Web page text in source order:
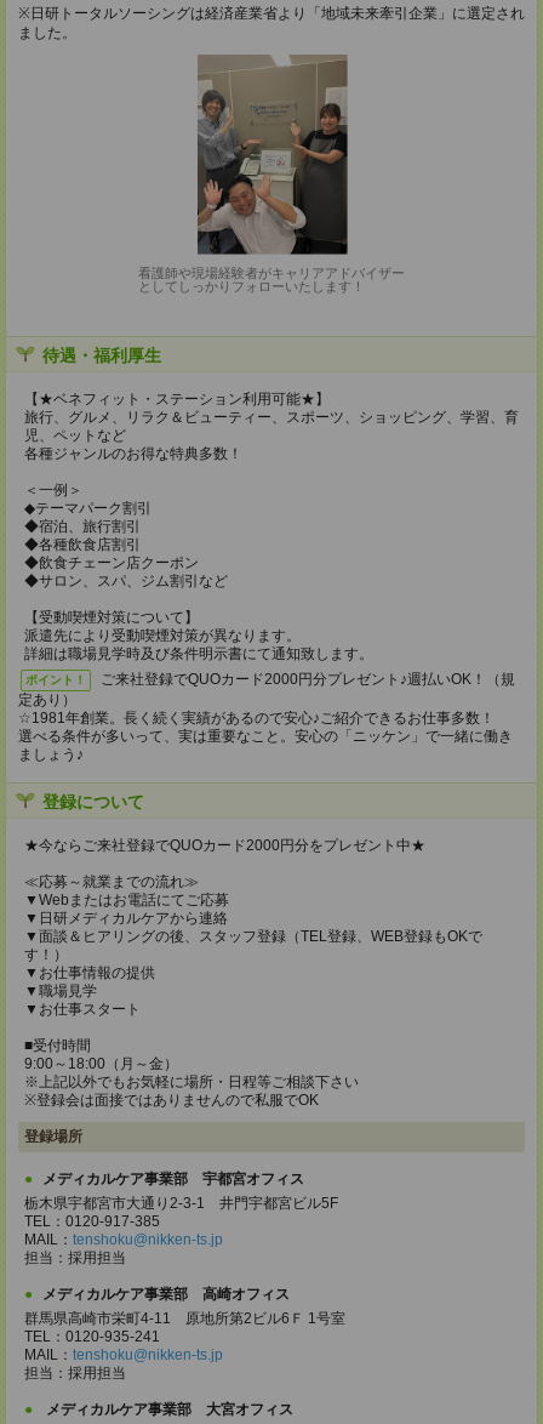
※日研トータルソーシングは経済産業省より「地域未来牽引企業」に選定され
ました。
看護師や現場経験者がキャリアアドバイザー
としてしっかりフォローいたします！
待遇・福利厚生
【★ベネフィット・ステーション利用可能★】
旅行、グルメ、リラク＆ビューティー、スポーツ、ショッピング、学習、育
児、ペットなど
各種ジャンルのお得な特典多数！
＜一例＞
◆テーマパーク割引
◆宿泊、旅行割引
◆各種飲食店割引
◆飲食チェーン店クーポン
◆サロン、スパ、ジム割引など
【受動喫煙対策について】
派遣先により受動喫煙対策が異なります。
詳細は職場見学時及び条件明示書にて通知致します。
ポイント！
ご来社登録でQUOカード2000円分プレゼント♪週払いOK！（規
定あり）
☆1981年創業。長く続く実績があるので安心♪ご紹介できるお仕事多数！
選べる条件が多いって、実は重要なこと。安心の「ニッケン」で一緒に働き
ましょう♪
登録について
★今ならご来社登録でQUOカード2000円分をプレゼント中★
≪応募～就業までの流れ≫
▼Webまたはお電話にてご応募
▼日研メディカルケアから連絡
▼面談＆ヒアリングの後、スタッフ登録（TEL登録、WEB登録もOKで
す！）
▼お仕事情報の提供
▼職場見学
▼お仕事スタート
■受付時間
9:00～18:00（月～金）
※上記以外でもお気軽に場所・日程等ご相談下さい
※登録会は面接ではありませんので私服でOK
登録場所
メディカルケア事業部 宇都宮オフィス
栃木県宇都宮市大通り2-3-1 井門宇都宮ビル5F
TEL：0120-917-385
MAIL： tenshoku@nikken-ts.jp
担当：採用担当
メディカルケア事業部 高崎オフィス
群馬県高崎市栄町4-11 原地所第2ビル6Ｆ 1号室
TEL：0120-935-241
MAIL： tenshoku@nikken-ts.jp
担当：採用担当
メディカルケア事業部 大宮オフィス